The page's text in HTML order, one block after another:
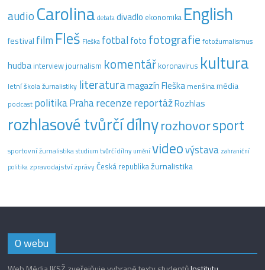
audio Carolina debata divadlo ekonomika English
festival film Fleš Fleška fotbal foto fotografie fotožurnalismus
hudba interview journalism komentář koronavirus kultura
letní škola žurnalistiky literaturamagazín Fleška menšinamédia
podcast politikaPraharecenzereportážRozhlas
rozhlasové tvůrčí dílnyrozhovorsport
sportovní žurnalistika studium tvůrčí dílny uměnívideovýstava zahraniční
politika zpravodajstvízprávyČeská republikažurnalistika
O webu